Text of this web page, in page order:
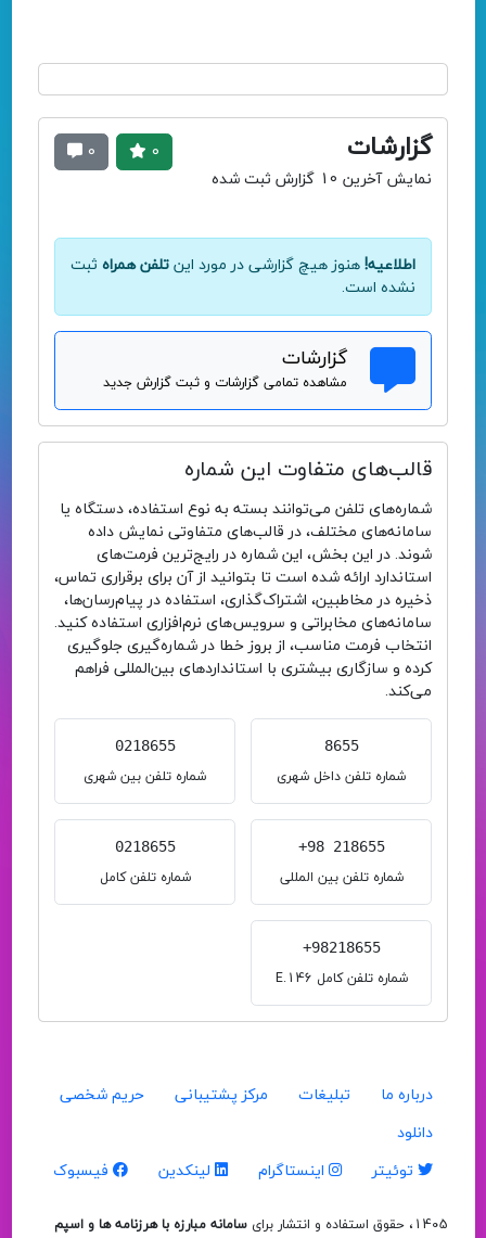
0 0 گزارشات
نمایش آخرین 10 گزارش ثبت شده
اطلاعیه! هنوز هیچ گزارشی در مورد این تلفن همراه ثبت
نشده است.
گزارشات
مشاهده تمامی گزارشات و ثبت گزارش جدید
قالب‌های متفاوت این شماره
شماره‌های تلفن می‌توانند بسته به نوع استفاده، دستگاه یا
سامانه‌های مختلف، در قالب‌های متفاوتی نمایش داده
شوند. در این بخش، این شماره در رایج‌ترین فرمت‌های
استاندارد ارائه شده است تا بتوانید از آن برای برقراری تماس،
ذخیره در مخاطبین، اشتراک‌گذاری، استفاده در پیام‌رسان‌ها،
سامانه‌های مخابراتی و سرویس‌های نرم‌افزاری استفاده کنید.
انتخاب فرمت مناسب، از بروز خطا در شماره‌گیری جلوگیری
کرده و سازگاری بیشتری با استانداردهای بین‌المللی فراهم
می‌کند.
8655
شماره تلفن داخل شهری
0218655
شماره تلفن بین شهری
+98 218655
شماره تلفن بین المللی
0218655
شماره تلفن کامل
+98218655
شماره تلفن کامل E.146
درباره ما تبلیغات مرکز پشتیبانی
حریم شخصی
دانلود
توئیتر
اینستاگرام لینکدین فیسبوک
1405، حقوق استفاده و انتشار برای
سامانه مبارزه با هرزنامه ها و اسپم